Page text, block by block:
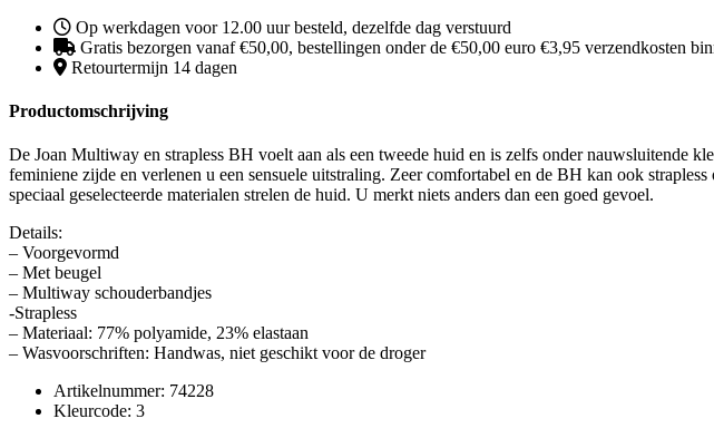
Op werkdagen voor 12.00 uur besteld, dezelfde dag verstuurd
Gratis bezorgen vanaf €50,00, bestellingen onder de €50,00 euro €3,95 verzendkosten
Retourtermijn 14 dagen
Productomschrijving
De Joan Multiway en strapless BH voelt aan als een tweede huid en is zelfs onder nauwsluitende
feminiene zijde en verlenen u een sensuele uitstraling. Zeer comfortabel en de BH kan ook
speciaal geselecteerde materialen strelen de huid. U merkt niets anders dan een goed gevoel.
Details:
– Voorgevormd
– Met beugel
– Multiway schouderbandjes
-Strapless
– Materiaal: 77% polyamide, 23% elastaan
– Wasvoorschriften: Handwas, niet geschikt voor de droger
Artikelnummer: 74228
Kleurcode: 3